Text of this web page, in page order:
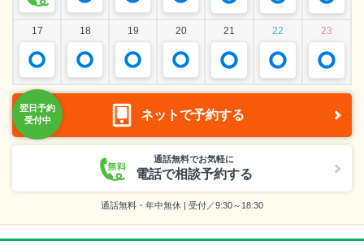
17 18 19 20 21 22 23
ネットで予約する
通話無料でお気軽に
電話で相談予約する
通話無料・年中無休 | 受付／9:30～18:30